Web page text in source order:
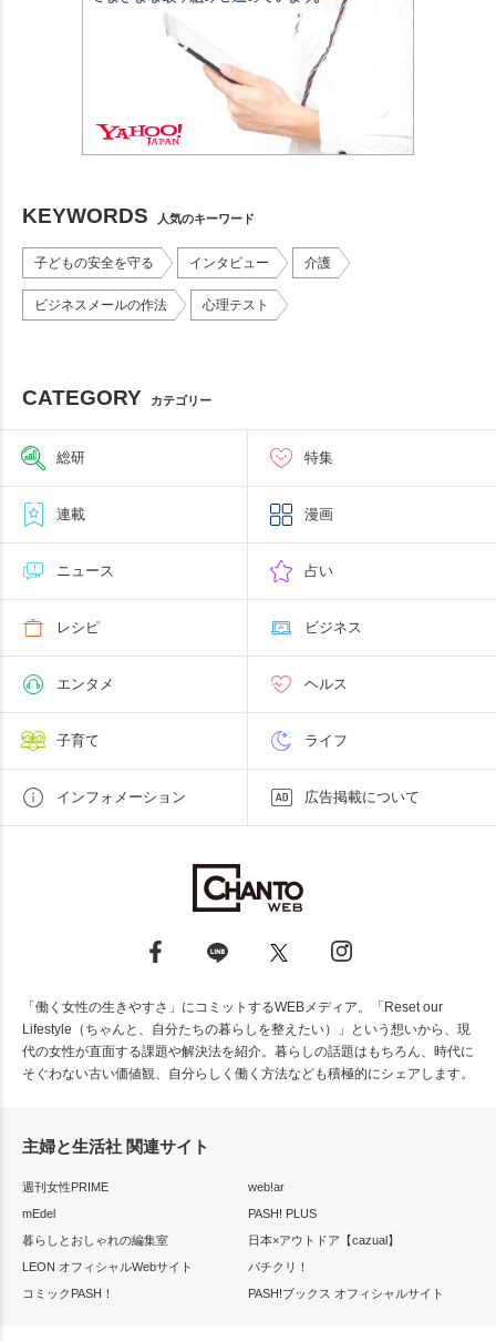
KEYWORDS 人気のキーワード
子どもの安全を守る インタビュー 介護
ビジネスメールの作法 心理テスト
CATEGORY カテゴリー
総研 特集
連載 漫画
ニュース 占い
レシピ ビジネス
エンタメ ヘルス
子育て ライフ
インフォメーション 広告掲載について
「働く女性の生きやすさ」にコミットするWEBメディア。「Reset our
Lifestyle（ちゃんと、自分たちの暮らしを整えたい）」という想いから、現
代の女性が直面する課題や解決法を紹介。暮らしの話題はもちろん、時代に
そぐわない古い価値観、自分らしく働く方法なども積極的にシェアします。
主婦と生活社 関連サイト
週刊女性PRIME
web!ar
mEdel
PASH! PLUS
暮らしとおしゃれの編集室
日本×アウトドア【cazual】
LEON オフィシャルWebサイト
パチクリ！
コミックPASH！
PASH!ブックス オフィシャルサイト